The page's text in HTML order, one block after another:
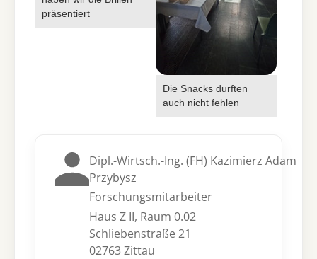
präsentiert
Die Snacks durften
auch nicht fehlen
Dipl.-Wirtsch.-Ing. (FH) Kazimierz Adam
Przybysz
Forschungsmitarbeiter
Haus Z II, Raum 0.02
Schliebenstraße 21
02763 Zittau